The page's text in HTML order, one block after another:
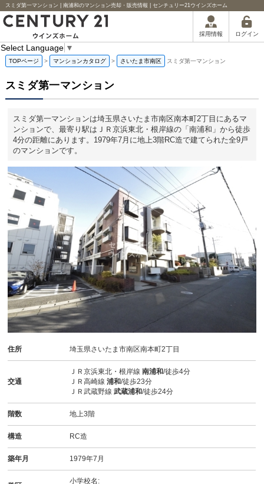
スミダ第一マンション | 南浦和のマンション売却・販売情報 | センチュリー21ウインズホーム
採用情報 ログイン
Select Language ▼
TOPページ > マンションカタログ > さいたま市南区 スミダ第一マンション
スミダ第一マンション
スミダ第一マンションは埼玉県さいたま市南区南本町2丁目にあるマ
ンションで、最寄り駅はＪＲ京浜東北・根岸線の「南浦和」から徒歩
4分の距離にあります。1979年7月に地上3階RC造で建てられた全9戸
のマンションです。
住所 埼玉県さいたま市南区南本町2丁目
交通
ＪＲ京浜東北・根岸線南浦和/徒歩4分
ＪＲ高崎線浦和/徒歩23分
ＪＲ武蔵野線武蔵浦和/徒歩24分
階数 地上3階
構造 RC造
築年月 1979年7月
小学校名: